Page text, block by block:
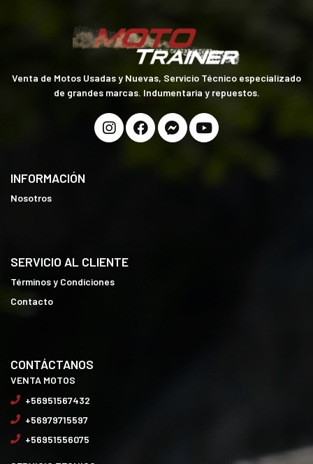
Venta de Motos Usadas y Nuevas, Servicio Técnico especializado
de grandes marcas. Indumentaria y repuestos.
INFORMACIÓN
Nosotros
SERVICIO AL CLIENTE
Términos y Condiciones
Contacto
CONTÁCTANOS
VENTA MOTOS
+56951567432
+56979715597
+56951556075